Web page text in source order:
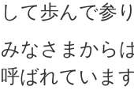
して歩んで参
みなさまから
呼ばれていま